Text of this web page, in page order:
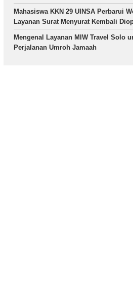
Mahasiswa KKN 29 UINSA Perbarui
Layanan Surat Menyurat Kembali
Mengenal Layanan MIW Travel Solo
Perjalanan Umroh Jamaah